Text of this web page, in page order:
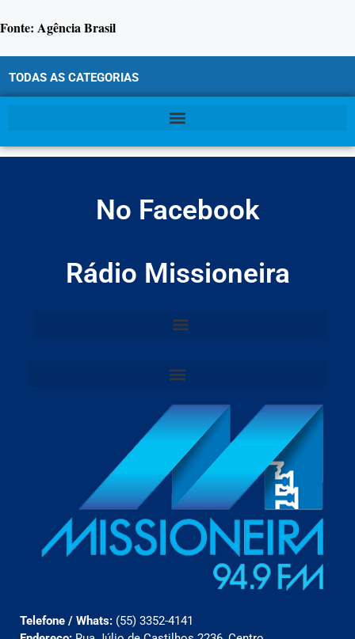
Fonte: Agência Brasil
TODAS AS CATEGORIAS
No Facebook
Rádio Missioneira
Telefone / Whats: (55) 3352-4141